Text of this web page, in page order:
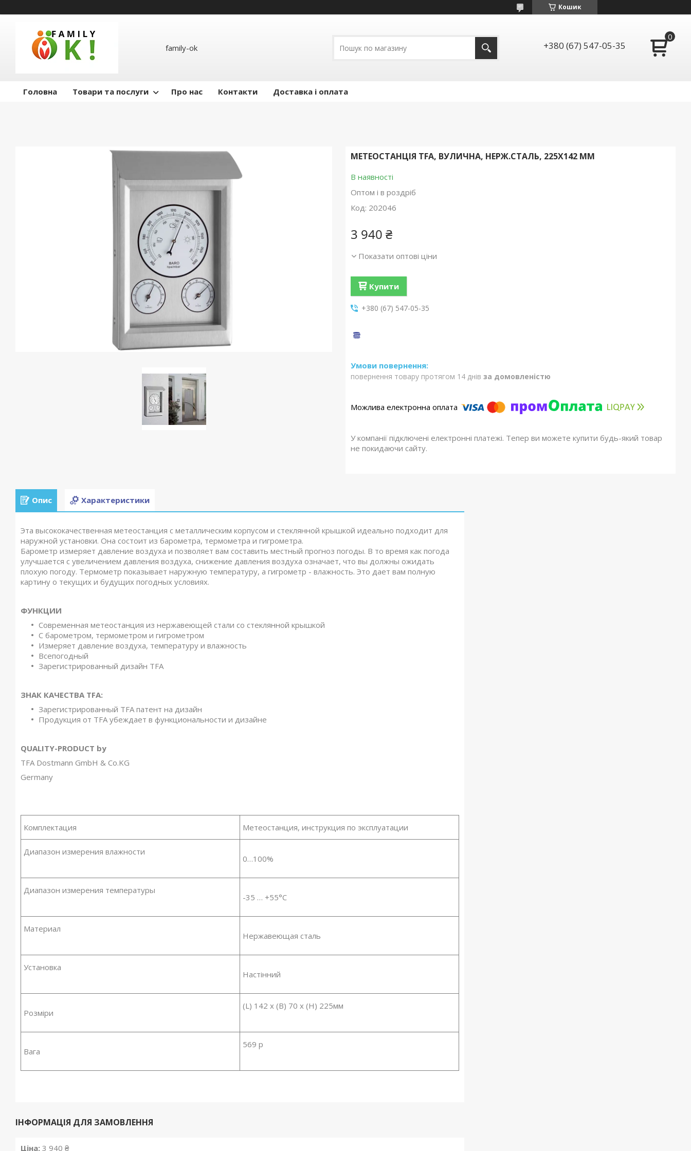
Кошик
family-ok +380 (67) 547-05-35
Головна Товари та послуги Про нас Контакти Доставка і оплата
МЕТЕОСТАНЦІЯ TFA, ВУЛИЧНА, НЕРЖ.СТАЛЬ, 225Х142 ММ
В наявності
Оптом і в роздріб
Код: 202046
3 940 ₴
Показати оптові ціни
Купити
+380 (67) 547-05-35
повернення товару протягом 14 днів за домовленістю
У компанії підключені електронні платежі. Тепер ви можете купити будь-який товар
не покидаючи сайту.
Опис Характеристики
Эта высококачественная метеостанция с металлическим корпусом и стеклянной крышкой идеально подходит для
наружной установки. Она состоит из барометра, термометра и гигрометра.
Барометр измеряет давление воздуха и позволяет вам составить местный прогноз погоды. В то время как погода
улучшается с увеличением давления воздуха, снижение давления воздуха означает, что вы должны ожидать
плохую погоду. Термометр показывает наружную температуру, а гигрометр - влажность. Это дает вам полную
картину о текущих и будущих погодных условиях.
ФУНКЦИИ
Современная метеостанция из нержавеющей стали со стеклянной крышкой
С барометром, термометром и гигрометром
Измеряет давление воздуха, температуру и влажность
Всепогодный
Зарегистрированный дизайн TFA
ЗНАК КАЧЕСТВА TFA:
Зарегистрированный TFA патент на дизайн
Продукция от TFA убеждает в функциональности и дизайне
QUALITY-PRODUCT by
TFA Dostmann GmbH & Co.KG
Germany
Комплектация Метеостанция, инструкция по эксплуатации
Диапазон измерения влажности
0…100%
Диапазон измерения температуры
-35 … +55°C
Материал
Нержавеющая сталь
Установка
Настінний
Розміри
(L) 142 x (B) 70 x (H) 225мм
Вага
569 р
ІНФОРМАЦІЯ ДЛЯ ЗАМОВЛЕННЯ
Ціна: 3 940 ₴